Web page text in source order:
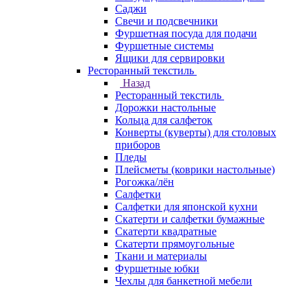
Саджи
Свечи и подсвечники
Фуршетная посуда для подачи
Фуршетные системы
Ящики для сервировки
Ресторанный текстиль
Назад
Ресторанный текстиль
Дорожки настольные
Кольца для салфеток
Конверты (куверты) для столовых
приборов
Пледы
Плейсметы (коврики настольные)
Рогожка/лён
Салфетки
Салфетки для японской кухни
Скатерти и салфетки бумажные
Скатерти квадратные
Скатерти прямоугольные
Ткани и материалы
Фуршетные юбки
Чехлы для банкетной мебели